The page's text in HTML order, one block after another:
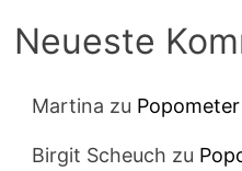
Neueste
Martina zu Popometer
Birgit Scheuch zu